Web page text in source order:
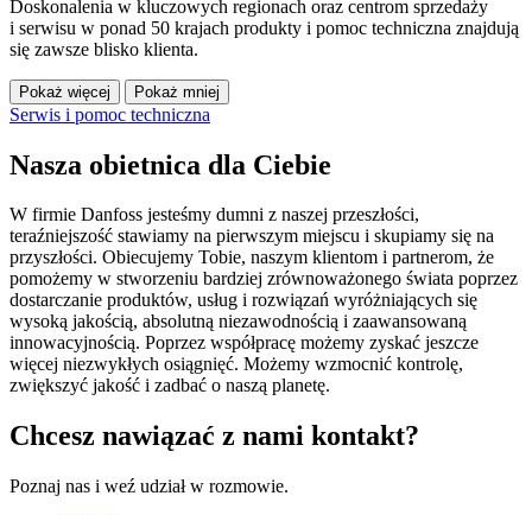
Doskonalenia w kluczowych regionach oraz centrom sprzedaży
i serwisu w ponad 50 krajach produkty i pomoc techniczna znajdują
się zawsze blisko klienta.
Pokaż więcej Pokaż mniej
Serwis i pomoc techniczna
Nasza obietnica dla Ciebie
W firmie Danfoss jesteśmy dumni z naszej przeszłości,
teraźniejszość stawiamy na pierwszym miejscu i skupiamy się na
przyszłości. Obiecujemy Tobie, naszym klientom i partnerom, że
pomożemy w stworzeniu bardziej zrównoważonego świata poprzez
dostarczanie produktów, usług i rozwiązań wyróżniających się
wysoką jakością, absolutną niezawodnością i zaawansowaną
innowacyjnością. Poprzez współpracę możemy zyskać jeszcze
więcej niezwykłych osiągnięć. Możemy wzmocnić kontrolę,
zwiększyć jakość i zadbać o naszą planetę.
Chcesz nawiązać z nami kontakt?
Poznaj nas i weź udział w rozmowie.